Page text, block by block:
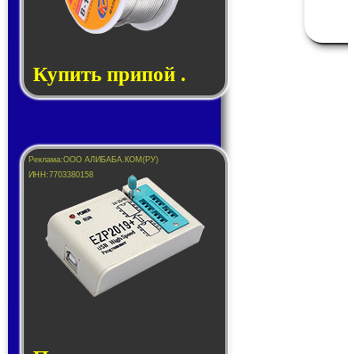
Купить припой .